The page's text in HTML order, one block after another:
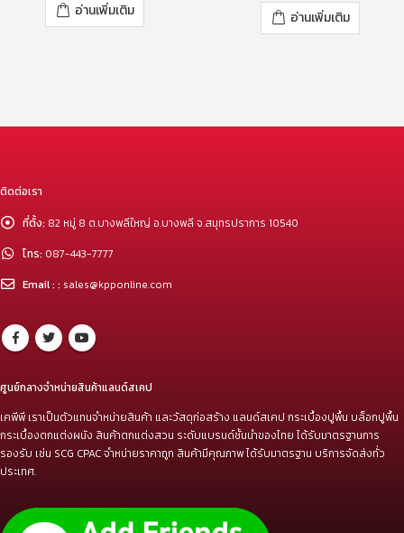
อ่านเพิ่มเติม
กระเบื้องตกแต่งผนัง สินค้าตกแต่งสวน ระดับแบรนด์ชั้นนำของไทย ได้รับมาตรฐานการ
รองรับ เช่น SCG CPAC จำหน่ายราคาถูก สินค้ามีคุณภาพ ได้รับมาตรฐาน บริการจัดส่งทั่ว
ประเทศ.